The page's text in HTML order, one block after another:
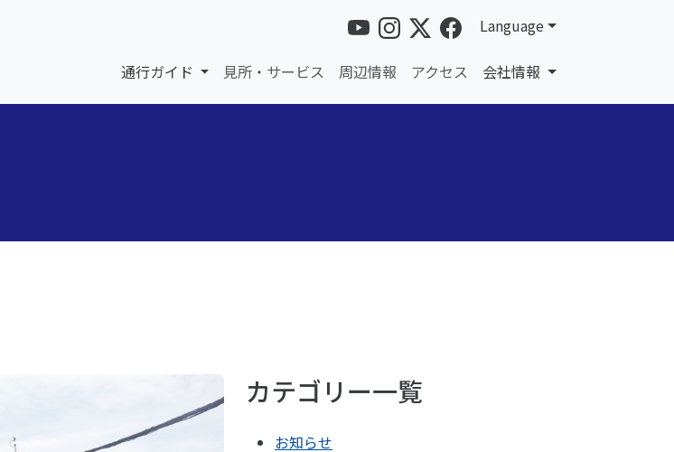
Language
通行ガイド 見所・サービス 周辺情報 アクセス 会社情報
カテゴリー一覧
お知らせ